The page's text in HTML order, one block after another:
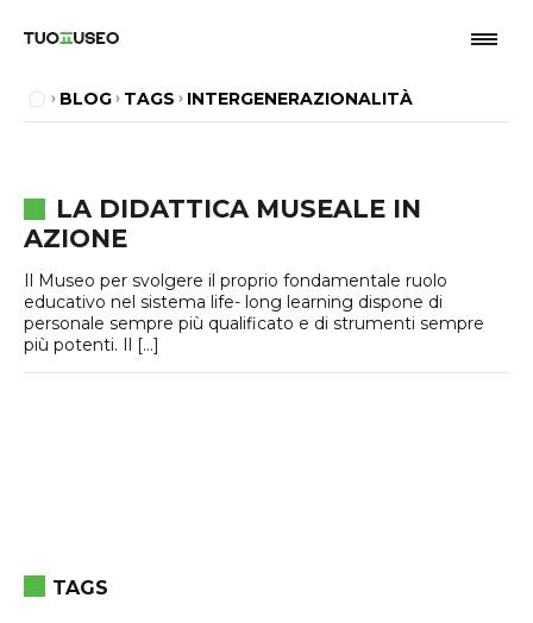
BLOG TAGS INTERGENERAZIONALITÀ
LA DIDATTICA MUSEALE IN
AZIONE
Il Museo per svolgere il proprio fondamentale ruolo
educativo nel sistema life- long learning dispone di
personale sempre più qualificato e di strumenti sempre
più potenti. Il […]
TAGS